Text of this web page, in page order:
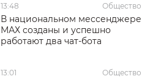
13:48 Общество
В национальном мессенджере
МАХ созданы и успешно
работают два чат-бота
13:01 Общество